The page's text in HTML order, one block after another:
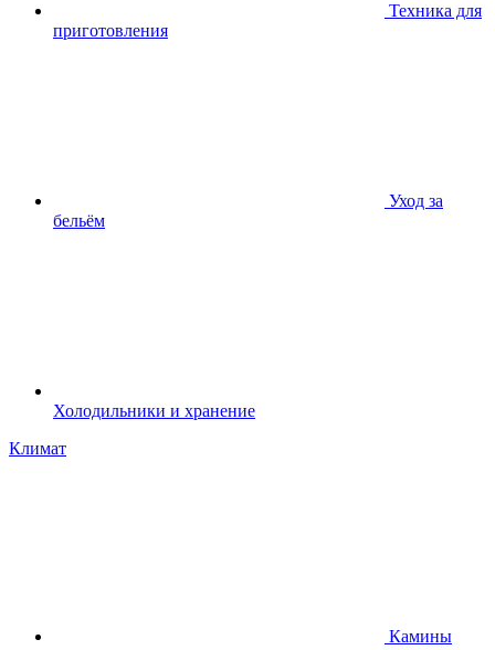
Техника для
приготовления
Уход за
бельём
Холодильники и хранение
Климат
Камины